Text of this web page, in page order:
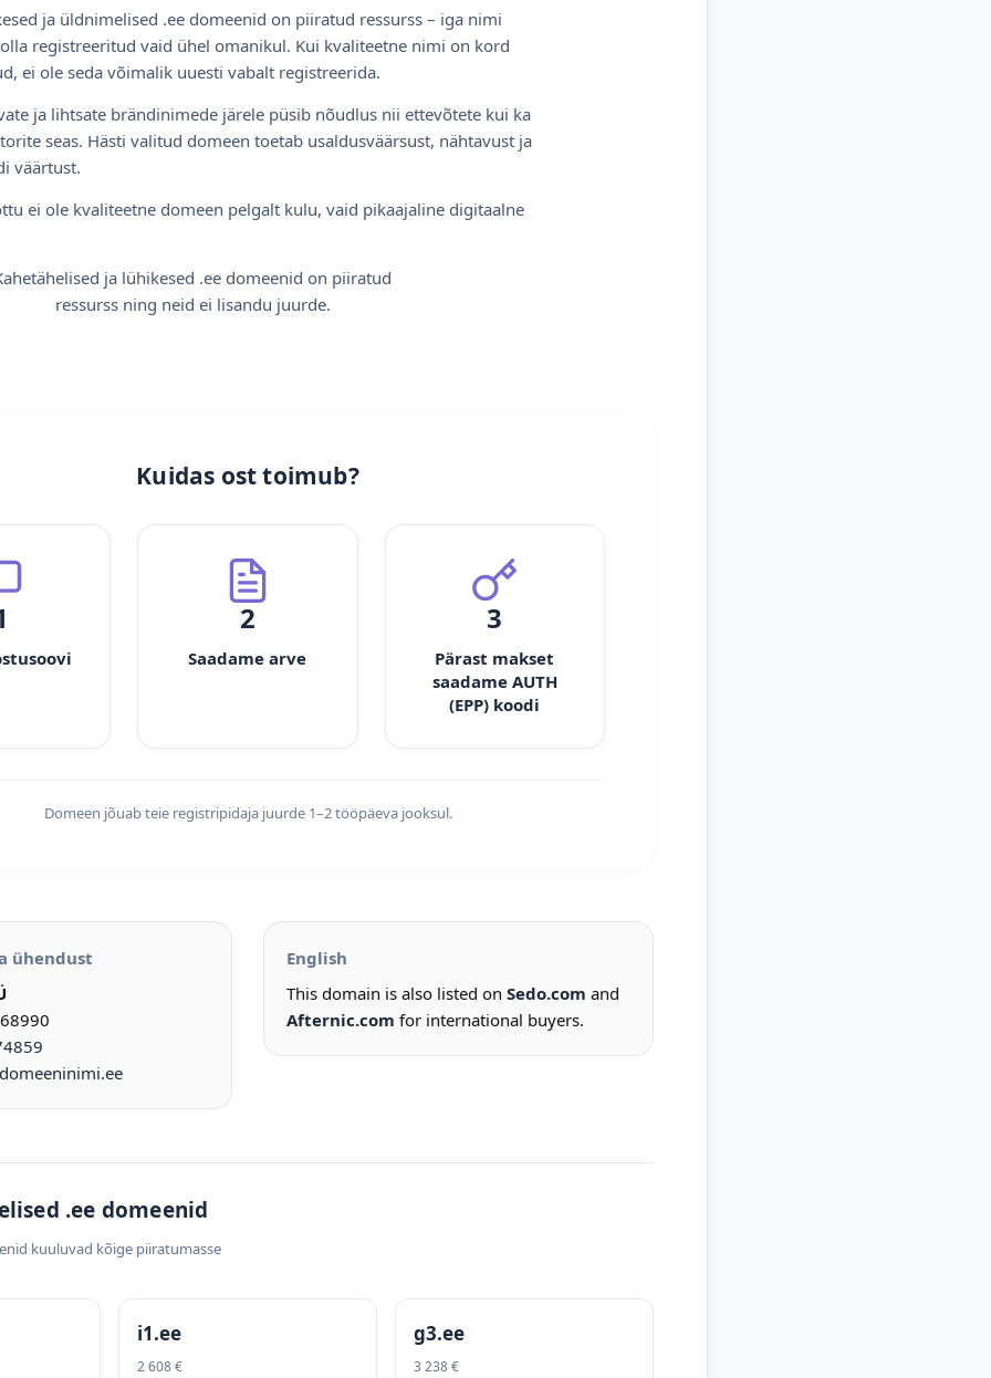
ja üldnimelised .ee domeenid on piiratud ressurss – iga nimi
registreeritud vaid ühel omanikul. Kui kvaliteetne nimi on kord
ei ole seda võimalik uuesti vabalt registreerida.
ja lihtsate brändinimede järele püsib nõudlus nii ettevõtete kui ka
seas. Hästi valitud domeen toetab usaldusväärsust, nähtavust ja
väärtust.
ei ole kvaliteetne domeen pelgalt kulu, vaid pikaajaline digitaalne
ja lühikesed .ee domeenid on piiratud
ressurss ning neid ei lisandu juurde.
Kuidas ost toimub?
2
Saadame arve
3
Pärast makset
saadame AUTH
(EPP) koodi
Domeen jõuab teie registripidaja juurde 1–2 tööpäeva jooksul.
ühendust
English
This domain is also listed on Sedo.com and
Afternic.com for international buyers.
.ee domeenid
kuuluvad kõige piiratumasse
i1.ee
2 608 €
g3.ee
3 238 €